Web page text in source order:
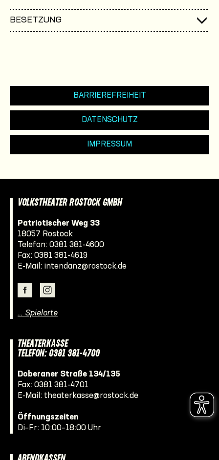
BESETZUNG
BARRIEREFREIHEIT
DATENSCHUTZ
IMPRESSUM
VOLKSTHEATER ROSTOCK GMBH
Patriotischer Weg 33
18057 Rostock
Telefon: 0381 381-4600
Fax: 0381 381-4619
E-Mail: intendanz@rostock.de
… Spielorte
THEATERKASSE
TELEFON: 0381 381-4700
Doberaner Straße 134/135
Fax: 0381 381-4701
E-Mail: theaterkasse@rostock.de
Öffnungszeiten
Di–Fr: 10:00–18:00 Uhr